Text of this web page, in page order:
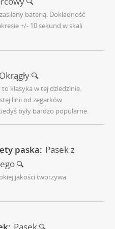
baterią. Dokładność
+/- 10 sekund w skali
Okrągły
to klasyka w tej dziedzinie.
linii od zegarków
były bardzo popularne.
paska: Pasek z
jakości tworzywa